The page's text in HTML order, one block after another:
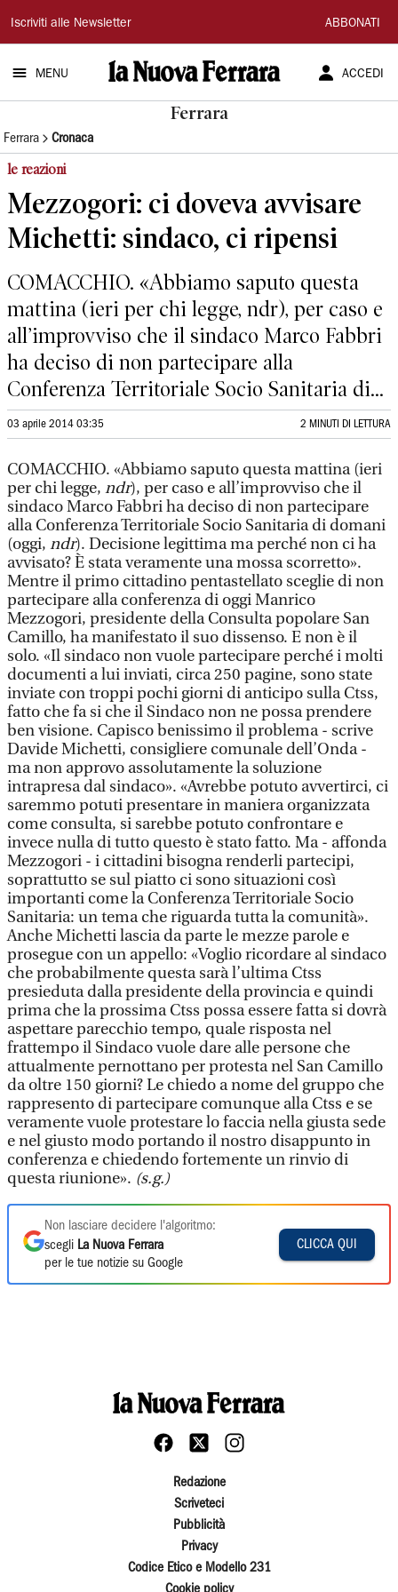
La
Nuova
Ferrara
Iscriviti alle Newsletter ABBONATI
MENU ACCEDI
Ferrara
Ferrara Cronaca
le reazioni
Mezzogori: ci doveva avvisare
Michetti: sindaco, ci ripensi
COMACCHIO. «Abbiamo saputo questa
mattina (ieri per chi legge, ndr), per caso e
all’improvviso che il sindaco Marco Fabbri
ha deciso di non partecipare alla
Conferenza Territoriale Socio Sanitaria di...
03 aprile 2014 03:35 2 MINUTI DI LETTURA
COMACCHIO. «Abbiamo saputo questa mattina (ieri
per chi legge, ndr), per caso e all’improvviso che il
sindaco Marco Fabbri ha deciso di non partecipare
alla Conferenza Territoriale Socio Sanitaria di domani
(oggi, ndr). Decisione legittima ma perché non ci ha
avvisato? È stata veramente una mossa scorretto».
Mentre il primo cittadino pentastellato sceglie di non
partecipare alla conferenza di oggi Manrico
Mezzogori, presidente della Consulta popolare San
Camillo, ha manifestato il suo dissenso. E non è il
solo. «Il sindaco non vuole partecipare perché i molti
documenti a lui inviati, circa 250 pagine, sono state
inviate con troppi pochi giorni di anticipo sulla Ctss,
fatto che fa si che il Sindaco non ne possa prendere
ben visione. Capisco benissimo il problema - scrive
Davide Michetti, consigliere comunale dell’Onda -
ma non approvo assolutamente la soluzione
intrapresa dal sindaco». «Avrebbe potuto avvertirci, ci
saremmo potuti presentare in maniera organizzata
come consulta, si sarebbe potuto confrontare e
invece nulla di tutto questo è stato fatto. Ma - affonda
Mezzogori - i cittadini bisogna renderli partecipi,
soprattutto se sul piatto ci sono situazioni così
importanti come la Conferenza Territoriale Socio
Sanitaria: un tema che riguarda tutta la comunità».
Anche Michetti lascia da parte le mezze parole e
prosegue con un appello: «Voglio ricordare al sindaco
che probabilmente questa sarà l’ultima Ctss
presieduta dalla presidente della provincia e quindi
prima che la prossima Ctss possa essere fatta si dovrà
aspettare parecchio tempo, quale risposta nel
frattempo il Sindaco vuole dare alle persone che
attualmente pernottano per protesta nel San Camillo
da oltre 150 giorni? Le chiedo a nome del gruppo che
rappresento di partecipare comunque alla Ctss e se
veramente vuole protestare lo faccia nella giusta sede
e nel giusto modo portando il nostro disappunto in
conferenza e chiedendo fortemente un rinvio di
questa riunione». (s.g.)
Non lasciare decidere l'algoritmo:
scegli La Nuova Ferrara
per le tue notizie su Google
CLICCA QUI
Redazione
Scriveteci
Pubblicità
Privacy
Codice Etico e Modello 231
Cookie policy